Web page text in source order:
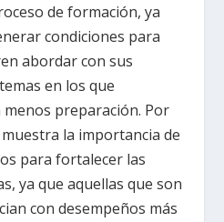
de formación, ya
condiciones para
abordar con sus
en los que
preparación. Por
la importancia de
para fortalecer las
ya que aquellas que son
con desempeños más